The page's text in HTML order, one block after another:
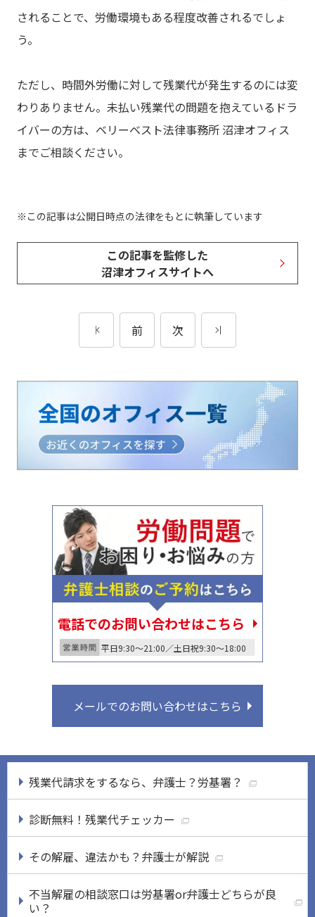
されることで、労働環境もある程度改善されるでしょ
う。
ただし、時間外労働に対して残業代が発生するのには変
わりありません。未払い残業代の問題を抱えているドラ
イバーの方は、ベリーベスト法律事務所 沼津オフィス
までご相談ください。
この記事は公開日時点の法律をもとに執筆しています
この記事を監修した
沼津オフィスサイトへ
前 次
電話でのお問い合わせはこちら
平日9:30〜21:00／土日祝9:30〜18:00
メールでのお問い合わせはこちら
残業代請求をするなら、弁護士？労基署？
診断無料！残業代チェッカー
その解雇、違法かも？弁護士が解説
不当解雇の相談窓口は労基署or弁護士どちらが良
い？